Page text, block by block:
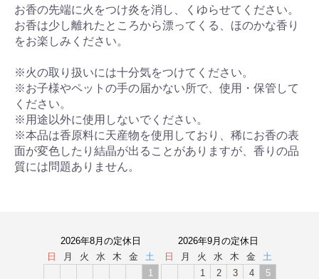
お香の先端に火をつけ炎を消し、くゆらせてください。
お香は少し離れたところから漂ってくる、ほのかな香り
をお楽しみください。
※火の取り扱いには十分気をつけてください。
※お子様やペットの手の届かない所で、使用・保管して
ください。
※用途以外に使用しないでください。
※本品は香原料に天産物を使用しており、稀にお香の表
面が変色したり結晶が出ることがありますが、香りの品
質には問題ありません。
2026年8月の定休日
日
月 火 水 木 金
土
1
2026年9月の定休日
日
月 火 水 木 金
土
1
2 3 4
5